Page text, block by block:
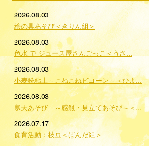
2026.08.03
絵の具あそび＜きりん組＞
2026.08.03
色水 で ジュース屋さんごっこ＜うさ...
2026.08.03
小麦粉粘土～こねこねビヨーン～＜ひよ...
2026.08.03
寒天あそび ～感触・見立てあそび～＜...
2026.07.17
食育活動：枝豆＜ぱんだ組＞